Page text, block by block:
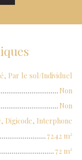
Par le sol/Individuel
Non
Non
Digicode, Interphone
72.42 m²
72 m²